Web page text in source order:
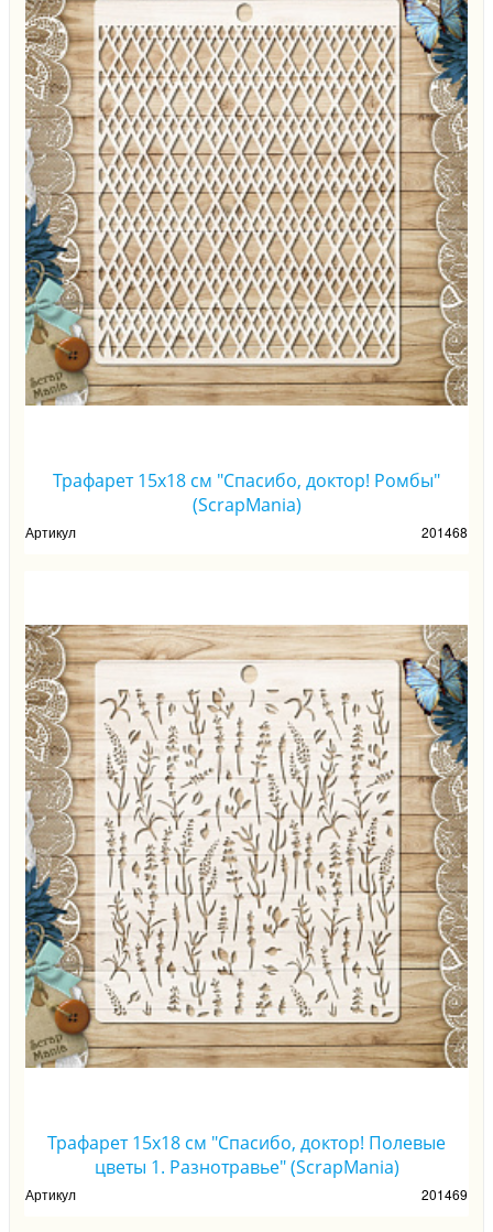
Трафарет 15х18 см "Спасибо, доктор! Ромбы"
(ScrapMania)
Артикул 201468
Трафарет 15х18 см "Спасибо, доктор! Полевые
цветы 1. Разнотравье" (ScrapMania)
Артикул 201469